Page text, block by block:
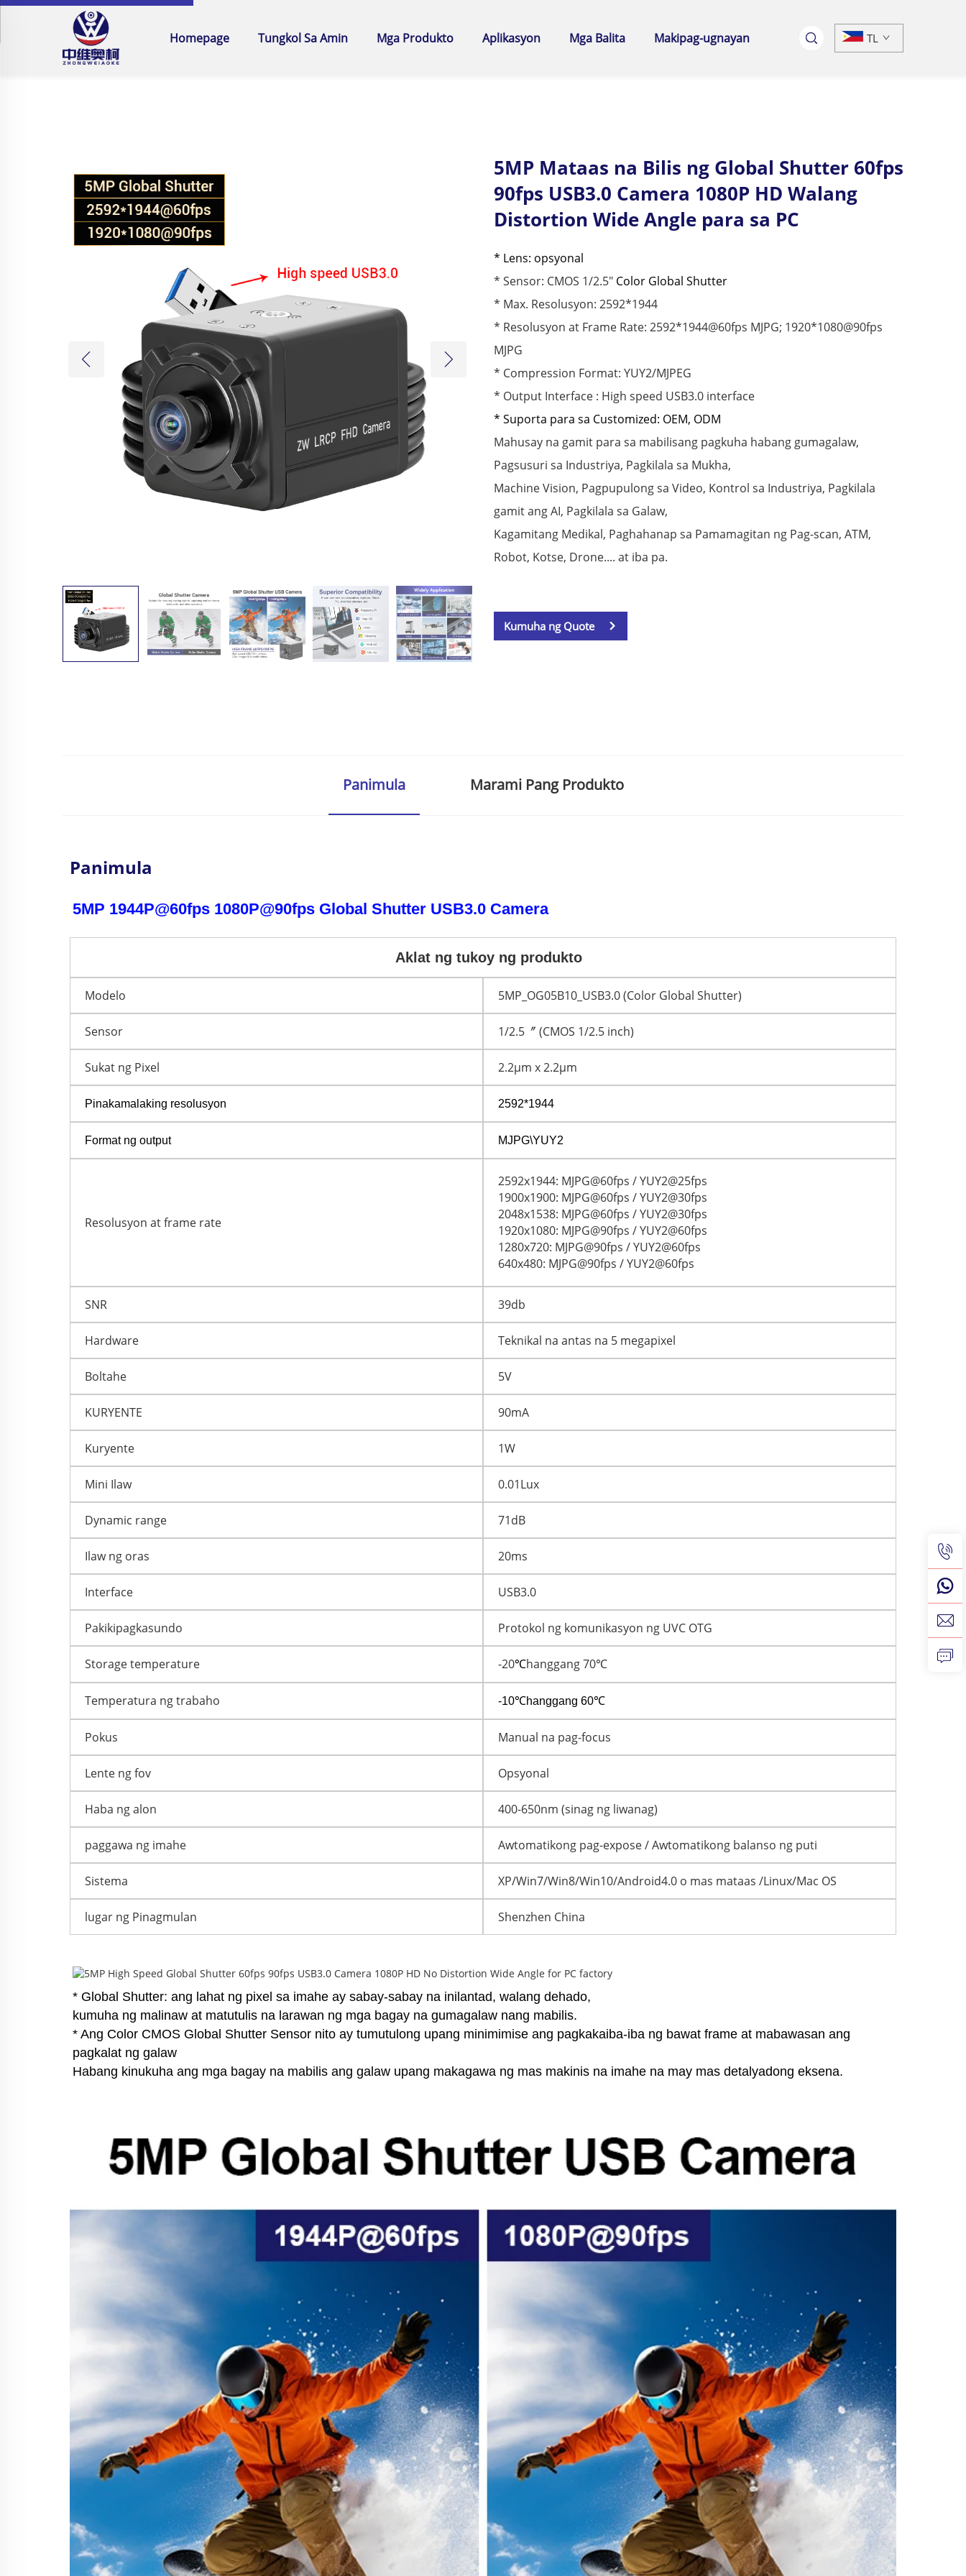
Homepage Tungkol Sa Amin Mga Produkto Aplikasyon Mga Balita Makipag-ugnayan TL
5MP Mataas na Bilis ng Global Shutter 60fps
90fps USB3.0 Camera 1080P HD Walang
Distortion Wide Angle para sa PC
* Lens: opsyonal
* Sensor: CMOS 1/2.5" Color Global Shutter
* Max. Resolusyon: 2592*1944
* Resolusyon at Frame Rate: 2592*1944@60fps MJPG; 1920*1080@90fps
MJPG
* Compression Format: YUY2/MJPEG
* Output Interface : High speed USB3.0 interface
* Suporta para sa Customized: OEM, ODM
Mahusay na gamit para sa mabilisang pagkuha habang gumagalaw,
Pagsusuri sa Industriya, Pagkilala sa Mukha,
Machine Vision, Pagpupulong sa Video, Kontrol sa Industriya, Pagkilala
gamit ang AI, Pagkilala sa Galaw,
Kagamitang Medikal, Paghahanap sa Pamamagitan ng Pag-scan, ATM,
Robot, Kotse, Drone.... at iba pa.
Kumuha ng Quote
Panimula Marami Pang Produkto
Panimula
5MP 1944P@60fps 1080P@90fps Global Shutter USB3.0 Camera
Aklat ng tukoy ng produkto
Modelo 5MP_OG05B10_USB3.0 (Color Global Shutter)
Sensor 1/2.5〞 (CMOS 1/2.5 inch)
Sukat ng Pixel 2.2μm x 2.2μm
Pinakamalaking resolusyon 2592*1944
Format ng output MJPG\YUY2
Resolusyon at frame rate
2592x1944: MJPG@60fps / YUY2@25fps
1900x1900: MJPG@60fps / YUY2@30fps
2048x1538: MJPG@60fps / YUY2@30fps
1920x1080: MJPG@90fps / YUY2@60fps
1280x720: MJPG@90fps / YUY2@60fps
640x480: MJPG@90fps / YUY2@60fps
SNR 39db
Hardware Teknikal na antas na 5 megapixel
Boltahe 5V
KURYENTE 90mA
Kuryente 1W
Mini Ilaw 0.01Lux
Dynamic range 71dB
Ilaw ng oras 20ms
Interface USB3.0
Pakikipagkasundo Protokol ng komunikasyon ng UVC OTG
Storage temperature -20℃hanggang 70℃
Temperatura ng trabaho -10℃hanggang 60℃
Pokus Manual na pag-focus
Lente ng fov Opsyonal
Haba ng alon 400-650nm (sinag ng liwanag)
paggawa ng imahe Awtomatikong pag-expose / Awtomatikong balanso ng puti
Sistema XP/Win7/Win8/Win10/Android4.0 o mas mataas /Linux/Mac OS
lugar ng Pinagmulan Shenzhen China
* Global Shutter: ang lahat ng pixel sa imahe ay sabay-sabay na inilantad, walang dehado,
kumuha ng malinaw at matutulis na larawan ng mga bagay na gumagalaw nang mabilis.
* Ang Color CMOS Global Shutter Sensor nito ay tumutulong upang minimimise ang pagkakaiba-iba ng bawat frame at mabawasan ang
pagkalat ng galaw
Habang kinukuha ang mga bagay na mabilis ang galaw upang makagawa ng mas makinis na imahe na may mas detalyadong eksena.